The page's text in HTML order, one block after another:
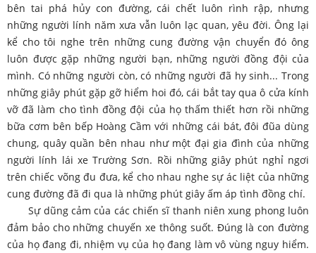
bên tai phá hủy con đường, cái chết luôn rình rập, nhưng
những người lính năm xưa vẫn luôn lạc quan, yêu đời. Ông lại
kể cho tôi nghe trên những cung đường vận chuyển đó ông
luôn được gặp những người bạn, những người đồng đội của
mình. Có những người còn, có những người đã hy sinh... Trong
những giây phút gặp gỡ hiểm hoi đó, cái bắt tay qua ô cửa kính
vỡ đã làm cho tình đồng đội của họ thấm thiết hơn rồi những
bữa cơm bên bếp Hoàng Cầm với những cái bát, đôi đũa dùng
chung, quây quần bên nhau như một đại gia đình của những
người lính lái xe Trường Sơn. Rồi những giây phút nghỉ ngơi
trên chiếc võng đu đưa, kể cho nhau nghe sự ác liệt của những
cung đường đã đi qua là những phút giây ấm áp tình đồng chí.
Sự dũng cảm của các chiến sĩ thanh niên xung phong luôn
đảm bảo cho những chuyến xe thông suốt. Đúng là con đường
của họ đang đi, nhiệm vụ của họ đang làm vô vùng nguy hiểm.